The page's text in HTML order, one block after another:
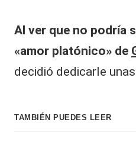
Al ver que no podría
«amor platónico» de
decidió dedicarle
TAMBIÉN PUEDES LEER